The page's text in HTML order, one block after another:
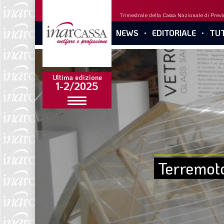
Ultima edizione
1-2/2025
Trimestrale della Cassa Nazionale di
NEWS EDITORIALE